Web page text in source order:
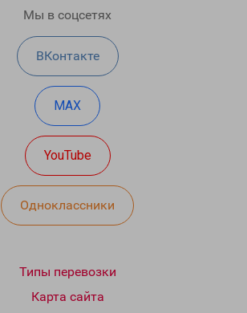
Мы в соцсетях
ВКонтакте
MAX
YouTube
Одноклассники
Типы перевозки
Карта сайта